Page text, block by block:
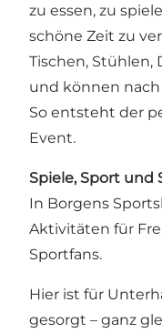
zu essen, zu
schöne Zeit zu
Tischen,
und können
So entsteht der
Event.
Spiele, Sport und
In Borgens
Aktivitäten für
Sportfans.
Hier ist für
gesorgt – ganz